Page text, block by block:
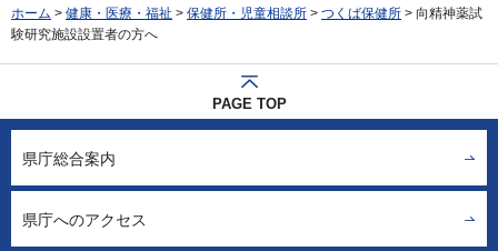
ホーム > 健康・医療・福祉 > 保健所・児童相談所 > つくば保健所 > 向精神薬試
験研究施設設置者の方へ
PAGE TOP
県庁総合案内
県庁へのアクセス